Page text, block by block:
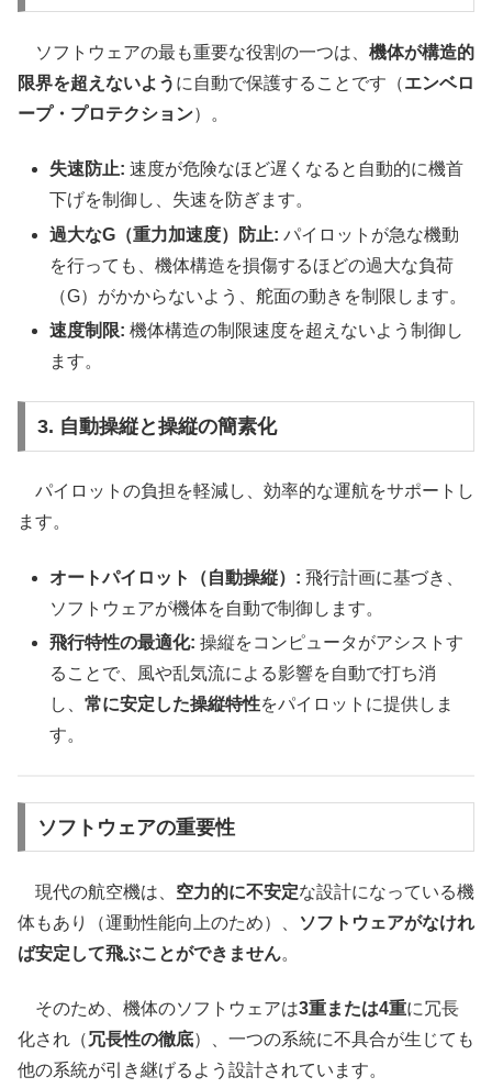
ソフトウェアの最も重要な役割の一つは、 機体が構造的
限界を超えないよう に自動で保護することです（エンベロ
ープ・プロテクション）。
失速防止: 速度が危険なほど遅くなると自動的に機首
下げを制御し、失速を防ぎます。
過大なG（重力加速度）防止: パイロットが急な機動
を行っても、機体構造を損傷するほどの過大な負荷
（G）がかからないよう、舵面の動きを制限します。
速度制限: 機体構造の制限速度を超えないよう制御し
ます。
3. 自動操縦と操縦の簡素化
パイロットの負担を軽減し、効率的な運航をサポートし
ます。
オートパイロット（自動操縦）: 飛行計画に基づき、
ソフトウェアが機体を自動で制御します。
飛行特性の最適化: 操縦をコンピュータがアシストす
ることで、風や乱気流による影響を自動で打ち消
し、常に安定した操縦特性をパイロットに提供しま
す。
ソフトウェアの重要性
現代の航空機は、 空力的に不安定な設計になっている機
体もあり（運動性能向上のため）、
ソフトウェアがなけれ
ば安定して飛ぶことができません。
そのため、機体のソフトウェアは3重または4重に冗長
化され（冗長性の徹底）、一つの系統に不具合が生じても
他の系統が引き継げるよう設計されています。